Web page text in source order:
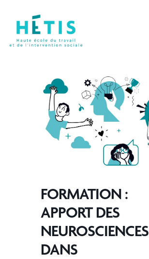
contenu
FORMATION :
APPORT DES
NEUROSCIENCES
DANS